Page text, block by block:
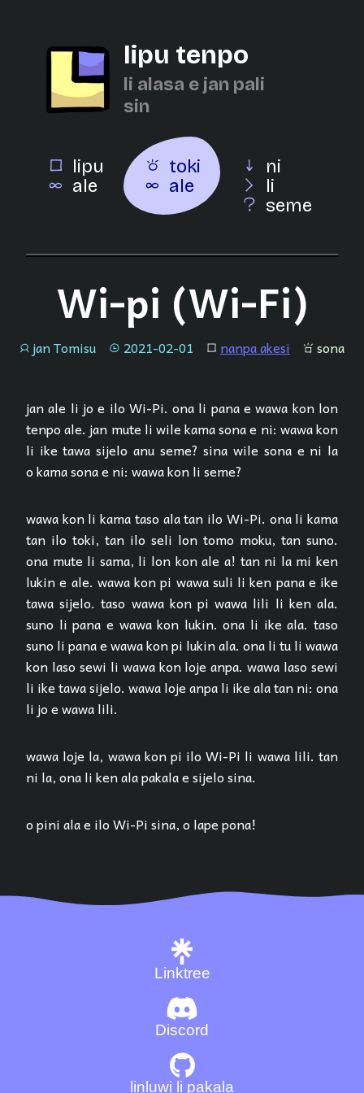
lipu tenpo
li alasa e jan pali
sin
lipu
ale
toki
ale
ni
li
seme
Wi-pi (Wi-Fi)
jan jan Tomisu tenpo 2021-02-01 lipu nanpa akesi sona sona
jan ale li jo e ilo Wi-Pi. ona li pana e wawa kon lon
tenpo ale. jan mute li wile kama sona e ni: wawa kon
li ike tawa sijelo anu seme? sina wile sona e ni la
o kama sona e ni: wawa kon li seme?
wawa kon li kama taso ala tan ilo Wi-Pi. ona li kama
tan ilo toki, tan ilo seli lon tomo moku, tan suno.
ona mute li sama, li lon kon ale a! tan ni la mi ken
lukin e ale. wawa kon pi wawa suli li ken pana e ike
tawa sijelo. taso wawa kon pi wawa lili li ken ala.
suno li pana e wawa kon lukin. ona li ike ala. taso
suno li pana e wawa kon pi lukin ala. ona li tu li wawa
kon laso sewi li wawa kon loje anpa. wawa laso sewi
li ike tawa sijelo. wawa loje anpa li ike ala tan ni: ona
li jo e wawa lili.
wawa loje la, wawa kon pi ilo Wi-Pi li wawa lili. tan
ni la, ona li ken ala pakala e sijelo sina.
o pini ala e ilo Wi-Pi sina, o lape pona!
Discord
Linktree
linluwi li pakala